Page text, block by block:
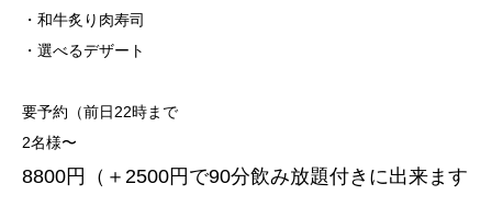
・和牛炙り肉寿司
・選べるデザート
要予約（前日22時まで
2名様〜
8800円（＋2500円で90分飲み放題付きに出来ます